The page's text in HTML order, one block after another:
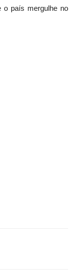
o país mergulhe no